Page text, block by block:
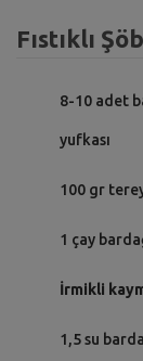
Fıstıklı
8-10 adet
yufkası
100 gr
1 çay
İrmikli
1,5 su